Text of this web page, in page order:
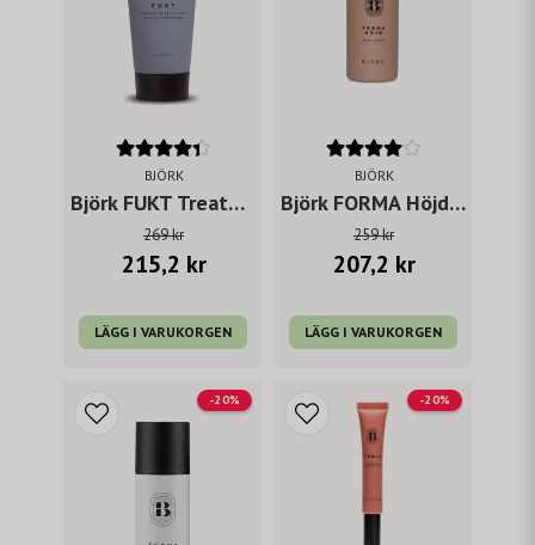
BJÖRK
Björk FUKT Treatment 200 ml
269 kr
215,2 kr
LÄGG I VARUKORGEN
BJÖRK
Björk FORMA Höjd Root Lifter 150 ml
259 kr
207,2 kr
LÄGG I VARUKORGEN
-20% -20%